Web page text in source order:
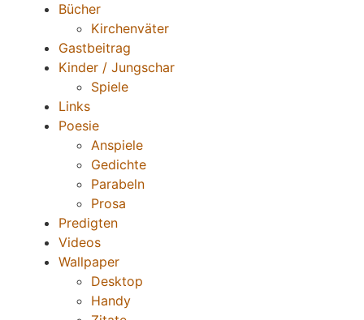
Bücher
Kirchenväter
Gastbeitrag
Kinder / Jungschar
Spiele
Links
Poesie
Anspiele
Gedichte
Parabeln
Prosa
Predigten
Videos
Wallpaper
Desktop
Handy